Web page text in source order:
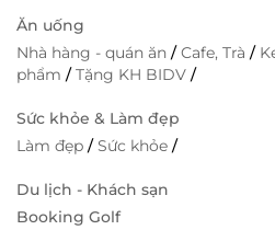
Ăn uống
Nhà hàng - quán ăn /Cafe, Trà /
phẩm /Tặng KH BIDV /
Sức khỏe & Làm đẹp
Làm đẹp /Sức khỏe /
Du lịch - Khách sạn
Booking Golf